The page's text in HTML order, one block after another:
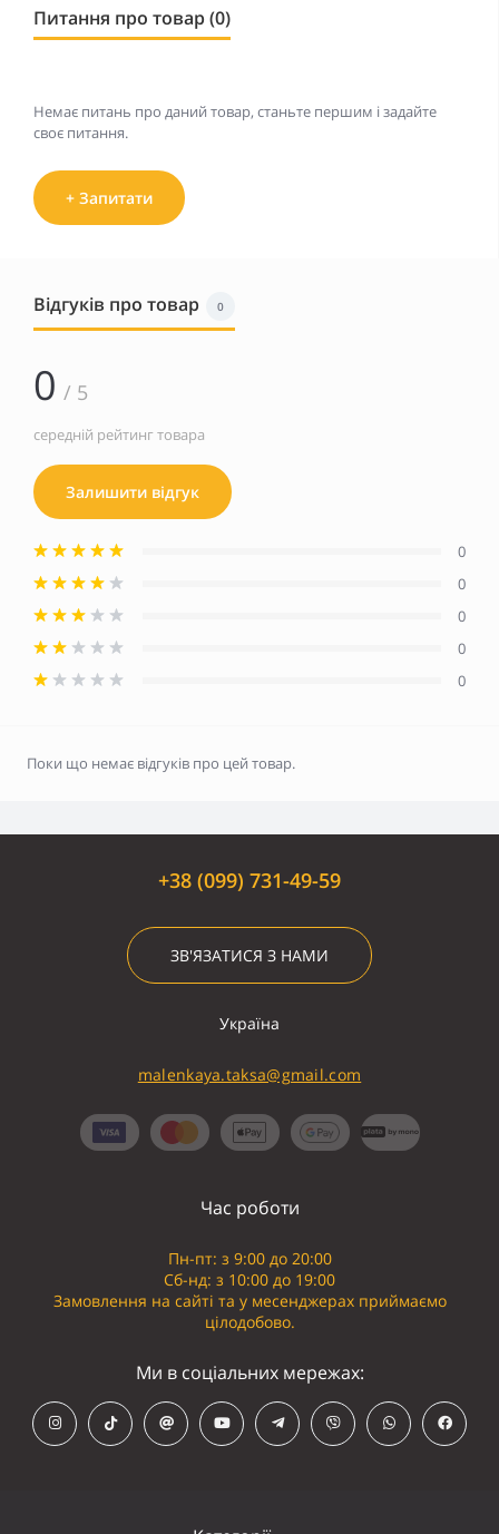
Питання про товар (0)
Немає питань про даний товар, станьте першим і задайте
своє питання.
+ Запитати
Відгуків про товар 0
0 / 5
середній рейтинг товара
Залишити відгук
0
0
0
0
0
Поки що немає відгуків про цей товар.
+38 (099) 731-49-59
ЗВ'ЯЗАТИСЯ З НАМИ
Україна
malenkaya.taksa@gmail.com
Час роботи
Пн-пт: з 9:00 до 20:00
Сб-нд: з 10:00 до 19:00
Замовлення на сайті та у месенджерах приймаємо
цілодобово.
Ми в соціальних мережах: